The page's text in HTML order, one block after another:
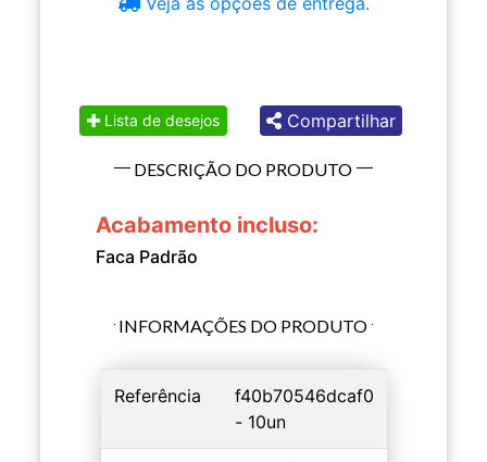
Lista de desejos Compartilhar
DESCRIÇÃO DO PRODUTO
Acabamento incluso:
Faca Padrão
INFORMAÇÕES DO PRODUTO
Referência
f40b70546dcaf0
- 10un